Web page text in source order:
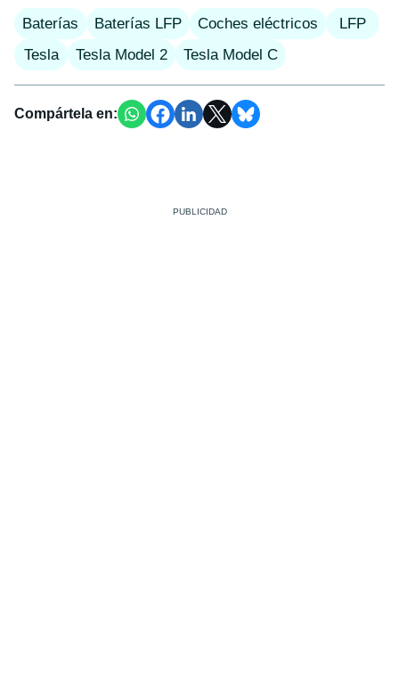
Baterías Baterías LFP Coches eléctricos
LFP
Tesla
Tesla Model 2 Tesla Model C
Compártela en: